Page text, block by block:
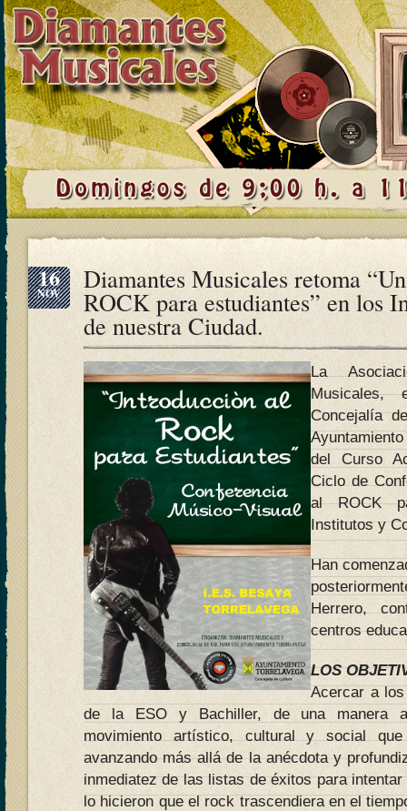
16
NOV Diamantes Musicales retoma
ROCK para estudiantes” en los
de nuestra Ciudad.
La
Musicales,
Concejalía
del Curso
Ciclo de
al ROCK
Institutos y
Han
Herrero,
centros
LOS
Acercar a
de la ESO y Bachiller, de una manera
movimiento artístico, cultural y social
avanzando más allá de la anécdota y
inmediatez de las listas de éxitos para
lo hicieron que el rock trascendiera en el